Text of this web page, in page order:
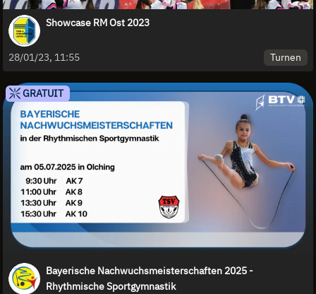
Showcase RM Ost 2023
28/01/23, 11:55 Turnen
GRATUIT
Bayerische Nachwuchsmeisterschaften 2025 -
Rhythmische Sportgymnastik